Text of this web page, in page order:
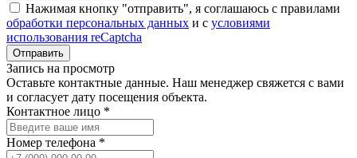
Нажимая кнопку "отправить", я соглашаюсь с правилами
обработки персональных данных и с условиями
использования reCaptcha
Запись на просмотр
Оставьте контактные данные. Наш менеджер свяжется с вами
и согласует дату посещения объекта.
Контактное лицо *
Номер телефона *